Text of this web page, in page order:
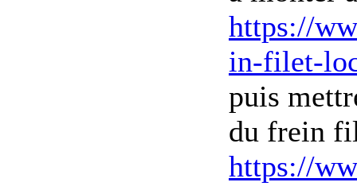
https://
in-filet-
puis
du frein
https://